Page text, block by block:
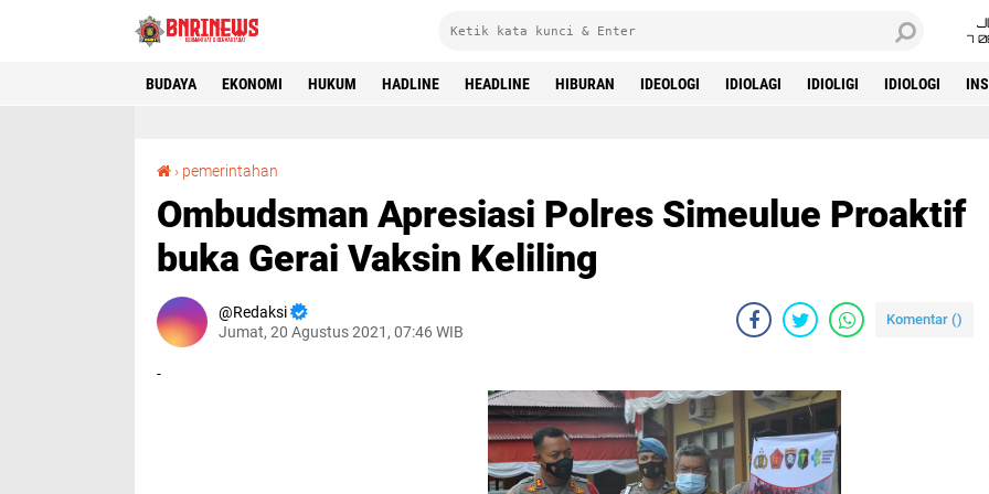
7
BUDAYA EKONOMI HUKUM HADLINE HEADLINE HIBURAN IDEOLOGI IDIOLAGI IDIOLIGI IDIOLOGI
› pemerintahan
Ombudsman Apresiasi Polres Simeulue Proaktif
buka Gerai Vaksin Keliling
Redaksi
Jumat, 20 Agustus 2021, 07:46 WIB
Komentar ()
-